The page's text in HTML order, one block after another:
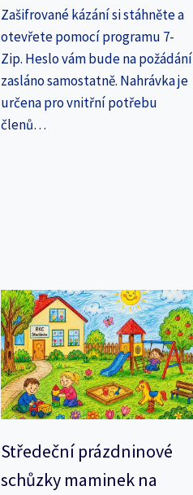
Zašifrované kázání si stáhněte a
otevřete pomocí programu 7-
Zip. Heslo vám bude na požádání
zasláno samostatně. Nahrávka je
určena pro vnitřní potřebu
členů…
Středeční prázdninové
schůzky maminek na